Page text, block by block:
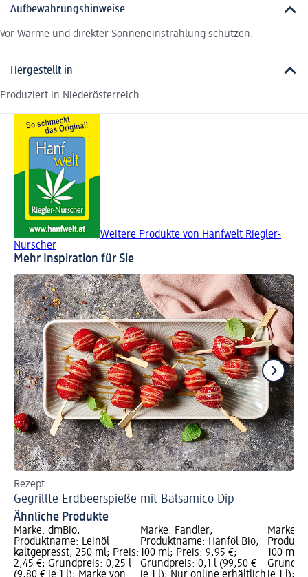
Aufbewahrungshinweise
Vor Wärme und direkter Sonneneinstrahlung schützen.
Hergestellt in
Produziert in Niederösterreich
Weitere Produkte von Hanfwelt Riegler-
Nurscher
Mehr Inspiration für Sie
Rezept
Gegrillte Erdbeerspieße mit Balsamico-Dip
Ähnliche Produkte
Marke: dmBio;
Produktname: Leinöl
kaltgepresst, 250 ml; Preis:
2,45 €; Grundpreis: 0,25 l
Marke: Fandler;
Produktname: Hanföl Bio,
100 ml; Preis: 9,95 €;
Grundpreis: 0,1 l (99,50 €
Marke:
100 ml;